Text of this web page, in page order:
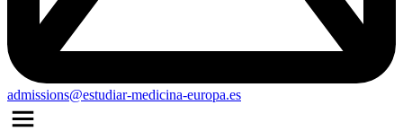
admissions@estudiar-medicina-europa.es